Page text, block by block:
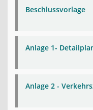
Beschlussvorlage
Anlage 1-
Anlage 2 -